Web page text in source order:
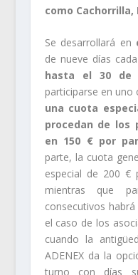
como Cachorrilla,
Se desarrollará en
de nueve días
hasta el 30 de
participarse en
una cuota
procedan de los
en 150 € por
parte, la cuota
especial de 200 €
mientras que
consecutivos
el caso de los
cuando la
ADENEX da la
turno con días